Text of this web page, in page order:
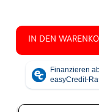
IN DEN